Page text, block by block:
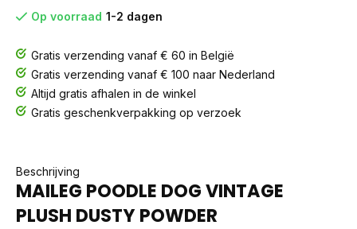
Op voorraad 1-2 dagen
Gratis verzending vanaf € 60 in België
Gratis verzending vanaf € 100 naar Nederland
Altijd gratis afhalen in de winkel
Gratis geschenkverpakking op verzoek
Beschrijving
MAILEG POODLE DOG VINTAGE
PLUSH DUSTY POWDER